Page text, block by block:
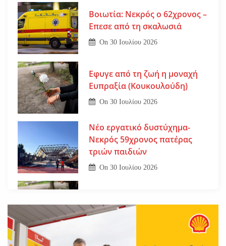
Βοιωτία: Νεκρός ο 62χρονος –
Επεσε από τη σκαλωσιά
On30 Ιουλίου 2026
Εφυγε από τη ζωή η μοναχή
Ευπραξία (Κουκουλούδη)
On30 Ιουλίου 2026
Νέο εργατικό δυστύχημα-
Νεκρός 59χρονος πατέρας
τριών παιδιών
On30 Ιουλίου 2026
Σμυρναίου